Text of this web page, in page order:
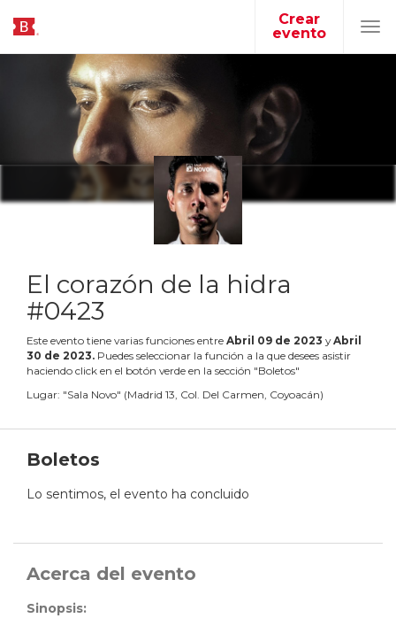
Crear
evento
El corazón de la hidra
#0423
Este evento tiene varias funciones entre Abril 09 de 2023 yAbril
30 de 2023. Puedes seleccionar la función a la que desees asistir
haciendo click en el botón verde en la sección "Boletos"
Lugar: "Sala Novo" (Madrid 13, Col. Del Carmen, Coyoacán)
Boletos
Lo sentimos, el evento ha concluido
Acerca del evento
Sinopsis: